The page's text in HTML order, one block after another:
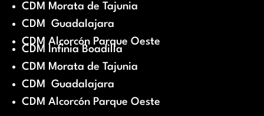
CDM Morata de Tajunia
CDM Guadalajara
CDM Alcorcón Parque Oeste
CDM Infinia Boadilla
CDM Morata de Tajunia
CDM Guadalajara
CDM Alcorcón Parque Oeste